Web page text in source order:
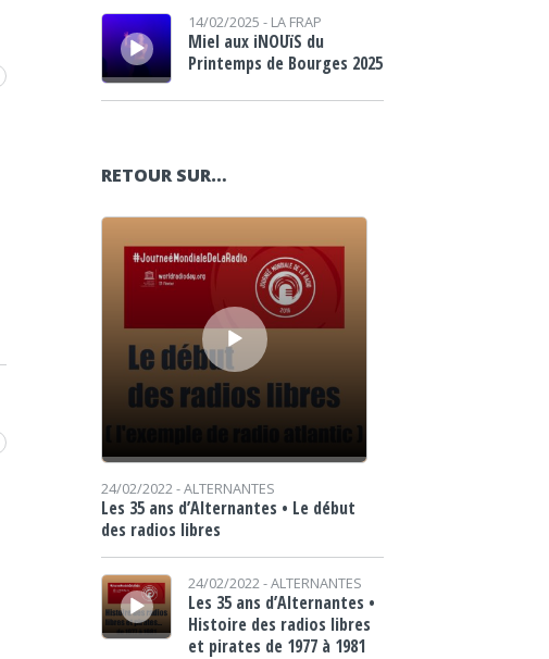
Lecteur audio 14/02/2025 - LA FRAP
Miel aux iNOUïS du
Printemps de Bourges 2025
RETOUR SUR…
Lecteur audio
24/02/2022 -ALTERNANTES
Les 35 ans d’Alternantes • Le début
des radios libres
Lecteur audio
24/02/2022 -ALTERNANTES
Les 35 ans d’Alternantes •
Histoire des radios libres
et pirates de 1977 à 1981